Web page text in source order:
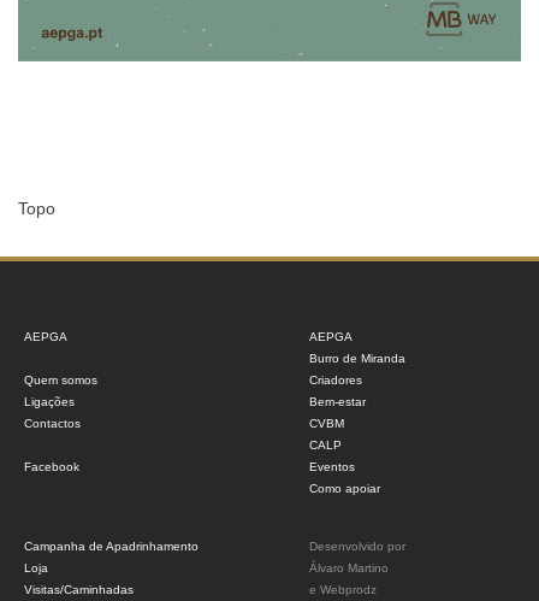
Topo
AEPGA
Quem somos
Ligações
Contactos
Facebook
AEPGA
Burro de Miranda
Criadores
Bem-estar
CVBM
CALP
Eventos
Como apoiar
Campanha de Apadrinhamento
Loja
Visitas/Caminhadas
Desenvolvido por
Álvaro Martino
e Webprodz